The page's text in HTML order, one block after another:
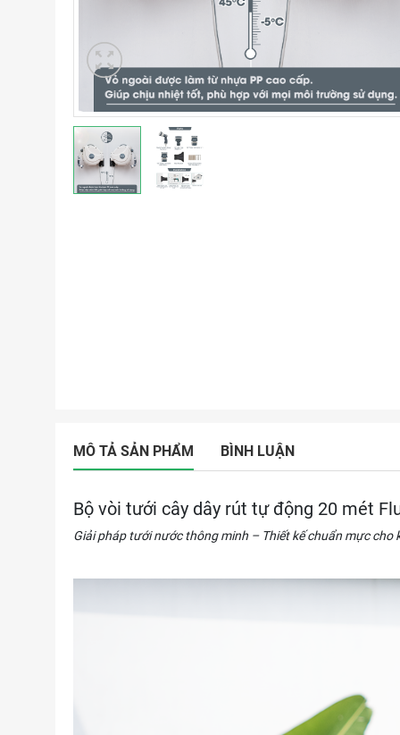
MÔ TẢ SẢN PHẨM BÌNH LUẬN
Bộ vòi tưới cây dây rút tự động 20 mét
Giải pháp tưới nước thông minh – Thiết kế chuẩn mực cho